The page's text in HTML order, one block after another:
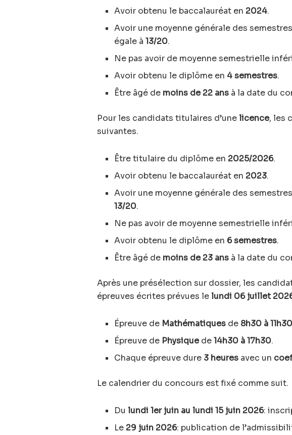
Avoir obtenu le baccalauréat en 2024.
Avoir une moyenne générale des semestres
égale à13/20.
Ne pas avoir de moyenne semestrielle
Avoir obtenu le diplôme en 4 semestres.
Être âgé de moins de 22 ans à la date du
Pour les candidats titulaires d’unelicence, les
suivantes.
Être titulaire du diplôme en 2025/2026.
Avoir obtenu le baccalauréat en 2023.
Avoir une moyenne générale des semestres
13/20.
Ne pas avoir de moyenne semestrielle
Avoir obtenu le diplôme en 6 semestres.
Être âgé de moins de 23 ans à la date du
Après une présélection sur dossier, les
épreuves écrites prévues lelundi 06 juillet
Épreuve de Mathématiques de 8h30 à 11h30
Épreuve de Physiquede14h30 à 17h30.
Chaque épreuve dure 3 heures avec un
Le calendrier du concours est fixé comme suit.
Dulundi 1er juin au lundi 15 juin 2026:
Le 29 juin 2026: publication de